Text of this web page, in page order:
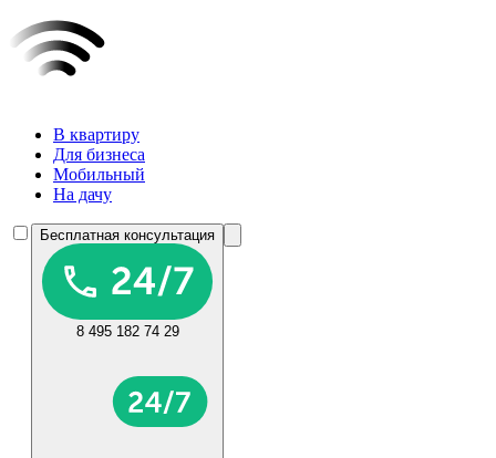
В квартиру
Для бизнеса
Мобильный
На дачу
Бесплатная консультация
8 495 182 74 29